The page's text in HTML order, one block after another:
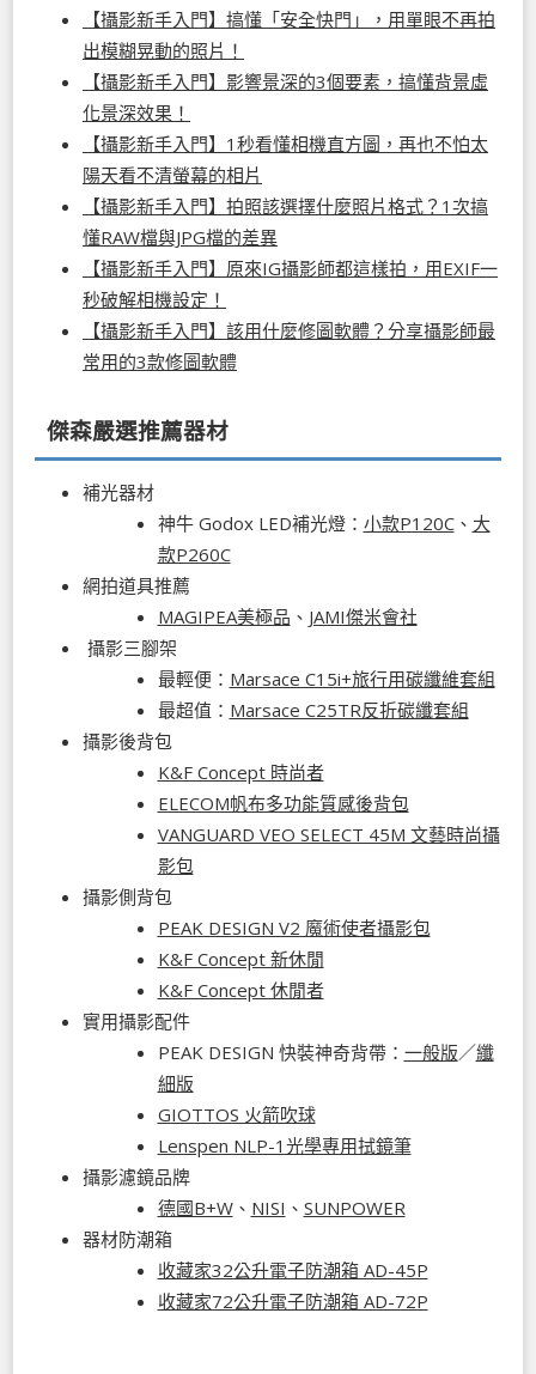
【攝影新手入門】搞懂「安全快門」，用單眼不再拍
出模糊晃動的照片！
【攝影新手入門】影響景深的3個要素，搞懂背景虛
化景深效果！
【攝影新手入門】1秒看懂相機直方圖，再也不怕太
陽天看不清螢幕的相片
【攝影新手入門】拍照該選擇什麼照片格式？1次搞
懂RAW檔與JPG檔的差異
【攝影新手入門】原來IG攝影師都這樣拍，用EXIF一
秒破解相機設定！
【攝影新手入門】該用什麼修圖軟體？分享攝影師最
常用的3款修圖軟體
傑森嚴選推薦器材
補光器材
神牛 Godox LED補光燈： 小款P120C、 大
款P260C
網拍道具推薦
MAGIPEA美極品 、 JAMI傑米會社
攝影三腳架
最輕便： Marsace C15i+旅行用碳纖維套組
最超值： Marsace C25TR反折碳纖套組
攝影後背包
K&F Concept 時尚者
ELECOM帆布多功能質感後背包
VANGUARD VEO SELECT 45M 文藝時尚攝
影包
攝影側背包
PEAK DESIGN V2 魔術使者攝影包
K&F Concept 新休閒
K&F Concept 休閒者
實用攝影配件
PEAK DESIGN 快裝神奇背帶： 一般版／纖
細版
GIOTTOS 火箭吹球
Lenspen NLP-1光學專用拭鏡筆
攝影濾鏡品牌
德國B+W、 NISI 、 SUNPOWER
器材防潮箱
收藏家32公升電子防潮箱 AD-45P
收藏家72公升電子防潮箱 AD-72P